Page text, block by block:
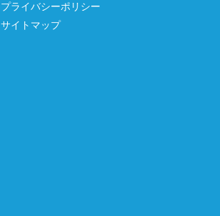
プライバシーポリシー
サイトマップ